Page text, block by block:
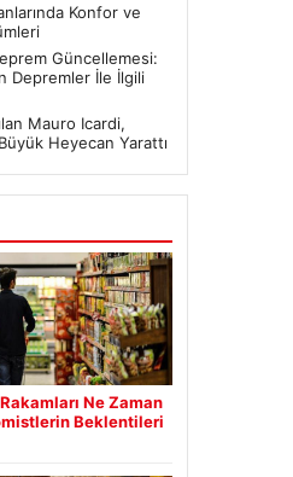
Konfor ve
Güncellemesi:
Depremler İle İlgili
Mauro Icardi,
Heyecan Yarattı
Ne Zaman
Beklentileri